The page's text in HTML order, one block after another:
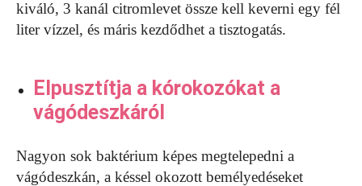
kiváló, 3 kanál citromlevet össze kell keverni egy fél
liter vízzel, és máris kezdődhet a tisztogatás.
Elpusztítja a kórokozókat a
vágódeszkáról
Nagyon sok baktérium képes megtelepedni a
vágódeszkán, a késsel okozott bemélyedéseket